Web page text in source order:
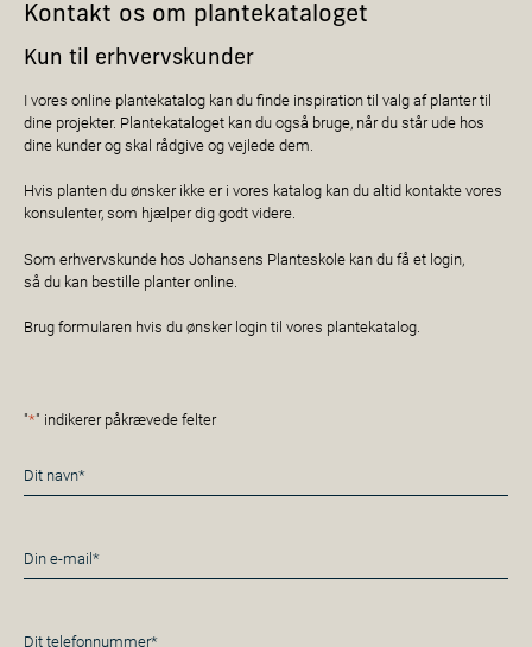
Kontakt os om plantekataloget
Kun til erhvervskunder
I vores online plantekatalog kan du finde inspiration til valg af planter til
dine projekter. Plantekataloget kan du også bruge, når du står ude hos
dine kunder og skal rådgive og vejlede dem.
Hvis planten du ønsker ikke er i vores katalog kan du altid kontakte vores
konsulenter, som hjælper dig godt videre.
Som erhvervskunde hos Johansens Planteskole kan du få et login,
så du kan bestille planter online.
Brug formularen hvis du ønsker login til vores plantekatalog.
"*" indikerer påkrævede felter
Navn
*
E-
mail
Telefon